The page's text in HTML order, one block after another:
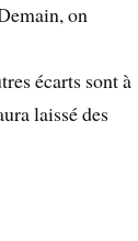
on
écarts sont à
laissé des